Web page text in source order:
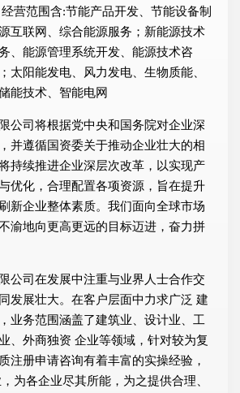
营范围含:节能产品开发、节能设备制
互联网、综合能源服务；新能源技术
、能源管理系统开发、能源技术咨
太阳能发电、风力发电、生物质能、
能技术、智能电网
公司将根据党中央和国务院对企业深
并遵循国资委关于推动企业壮大的相
持续推进企业深层次改革，以实现产
优化，合理配置各项资源，旨在提升
新企业整体素质。我们面向全球市场
渝地向更高更远的目标迈进，奋力拼
公司在发展中注重与业界人士合作交
发展壮大。在客户层面中力求广泛 建
业务范围涵盖了建筑业、设计业、工
、外商独资 企业等领域，针对较为复
注册申请咨询有着丰富的实操经验，
为各企业尽其所能，为之提供合理、